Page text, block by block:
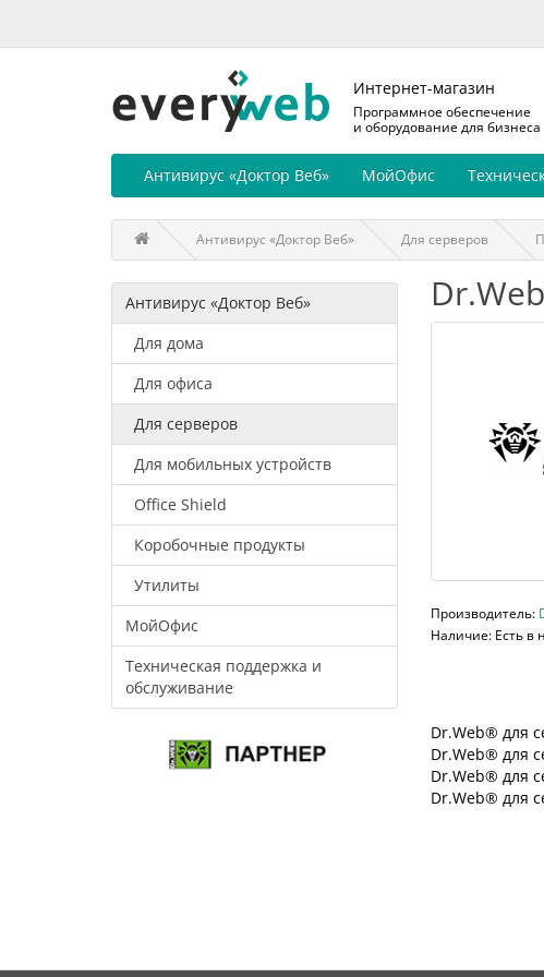
Интернет-магазин
Программное обеспечение
и оборудование для бизнеса
Антивирус «Доктор Веб» МойОфис
Антивирус «Доктор Веб» Для серверов
Антивирус «Доктор Веб»
Для дома
Для офиса
Для серверов
Для мобильных устройств
Office Shield
Коробочные продукты
Утилиты
МойОфис
Техническая поддержка и
обслуживание
Производитель:
Наличие: Есть в
Dr.Web® для
Dr.Web® для
Dr.Web® для
Dr.Web® для